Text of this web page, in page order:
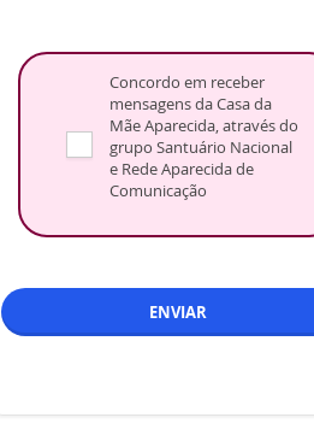
Concordo em receber
mensagens da Casa da
Mãe Aparecida, através do
grupo Santuário Nacional
e Rede Aparecida de
Comunicação
ENVIAR